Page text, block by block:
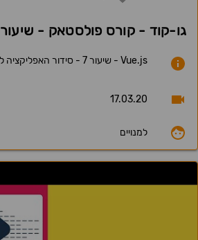
גו-קוד - קורס פולסטאק - שיעור 43
Vue.js - שיעור 7 - סידור האפליקציה לפי קבצים
17.03.20
למנויים